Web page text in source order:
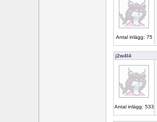
Antal inlägg: 75
j2w4l4
Antal inlägg: 533